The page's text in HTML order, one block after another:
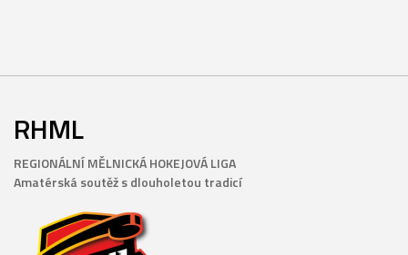
RHML
REGIONÁLNÍ MĚLNICKÁ HOKEJOVÁ LIGA
Amatérská soutěž s dlouholetou tradicí